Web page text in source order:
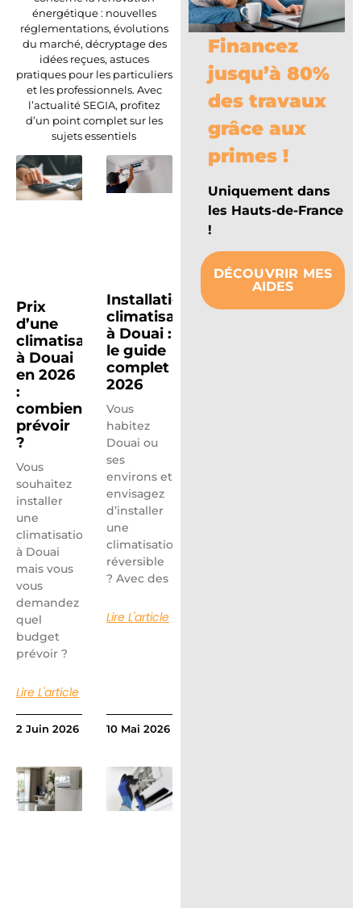
énergétique : nouvelles
réglementations, évolutions
du marché, décryptage des
idées reçues, astuces
pratiques pour les particuliers
et les professionnels. Avec
l’actualité SEGIA, profitez
d’un point complet sur les
sujets essentiels
Prix
d’une
climatisation
à Douai
en 2026
:
combien
prévoir
?
Vous
souhaitez
installer
une
climatisation
à Douai
mais vous
vous
demandez
quel
budget
prévoir ?
Lire L'article
2 Juin 2026
Installation
climatisation
à Douai :
le guide
complet
2026
Vous
habitez
Douai ou
ses
environs et
envisagez
d’installer
une
climatisation
réversible
? Avec des
Lire L'article
10 Mai 2026
Financez
jusqu’à 80%
des travaux
grâce aux
primes !
Uniquement dans
les Hauts-de-France
!
DÉCOUVRIR MES
AIDES